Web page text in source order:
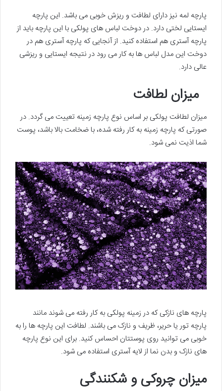
پارچه لمه نیز دارای لطافت و ریزش خوبی می باشد. این پارچه
ایستایی لختی دارد. در دوخت لباس های پولکی با این پارچه باید از
پارچه آستری هم استفاده کنید. از آنجایی که پارچه آستری هم در
دوخت این مدل لباس ها به کار می رود در نتیجه ایستایی و ریزشی
عالی دارد.
میزان لطافت
میزان لطافت پولکی بر اساس نوع پارچه زمینه تعییت می گردد. در
صورتی که پارچه زمینه به کار رفته شده، با ضخامت بالا باشد، پوست
شما اذیت نمی شود.
پارچه های نازکی که در زمینه پولکی به کار رفته می شوند مانند
پارچه تور یا حریر، ظریف و نازک می باشند. لطافت این پارچه ها را به
خوبی می توانید روی پوستتان احساس کنید. برای این نوع پارچه
های نازک و بدن نما از لایه آستری استفاده می شود.
میزان چروکی و شکنندگی